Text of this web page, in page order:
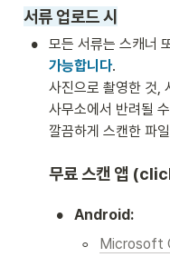
서류 업로드 시
• 모든 서류는 스캐너
가능합니다.
사진으로 촬영한 것,
사무소에서 반려될
깔끔하게 스캔한 파
무료 스캔 앱
• Android:
◦ Microsoft